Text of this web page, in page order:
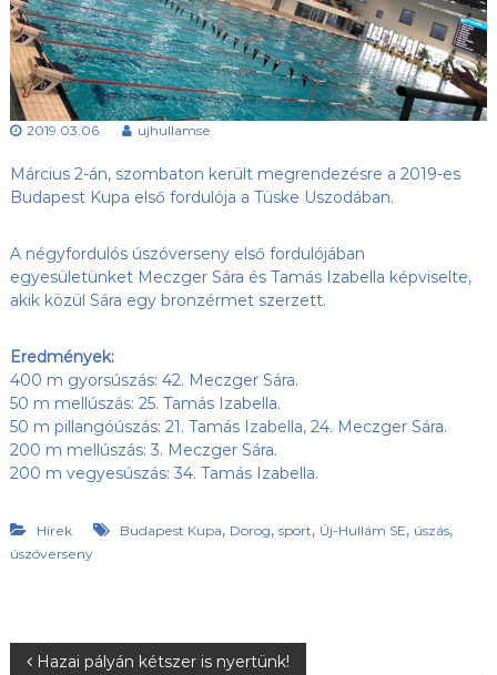
s
ü
l
e
t
l
u
b
,
a
z
Ú
-
H
l
á
m
o
n
l
a
p
j
2019.03.06. ujhullamse
Március 2-án, szombaton került megrendezésre a 2019-es
Budapest Kupa első fordulója a Tüske Uszodában.
A négyfordulós úszóverseny első fordulójában
egyesületünket Meczger Sára és Tamás Izabella képviselte,
akik közül Sára egy bronzérmet szerzett.
Eredmények:
400 m gyorsúszás: 42. Meczger Sára.
50 m mellúszás: 25. Tamás Izabella.
50 m pillangóúszás: 21. Tamás Izabella, 24. Meczger Sára.
200 m mellúszás: 3. Meczger Sára.
200 m vegyesúszás: 34. Tamás Izabella.
Hírek Budapest Kupa, Dorog, sport, Új-Hullám SE, úszás,
úszóverseny
B Hazai pályán kétszer is nyertünk!